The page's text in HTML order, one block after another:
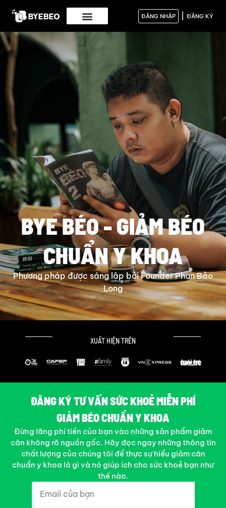
ĐĂNG NHẬP ĐĂNG KÝ
BYE BÉO - GIẢM BÉO
CHUẨN Y KHOA
Phương pháp được sáng lập bởi Founder Phan Bảo
Long
XUẤT HIỆN TRÊN
ĐĂNG KÝ TƯ VẤN SỨC KHOẺ MIỄN PHÍ
GIẢM BÉO CHUẨN Y KHOA
Đừng lãng phí tiền của bạn vào những sản phẩm giảm
cân không rõ nguồn gốc. Hãy đọc ngay những thông tin
chất lượng của chúng tôi để thực sự hiểu giảm cân
chuẩn y khoa là gì và nó giúp ích cho sức khoẻ bạn như
thế nào.